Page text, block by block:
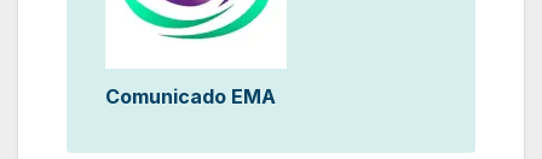
Comunicado EMA